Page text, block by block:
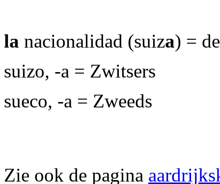
la nacionalidad (suiza) =
suizo, -a = Zwitsers
sueco, -a = Zweeds
Zie ook de pagina